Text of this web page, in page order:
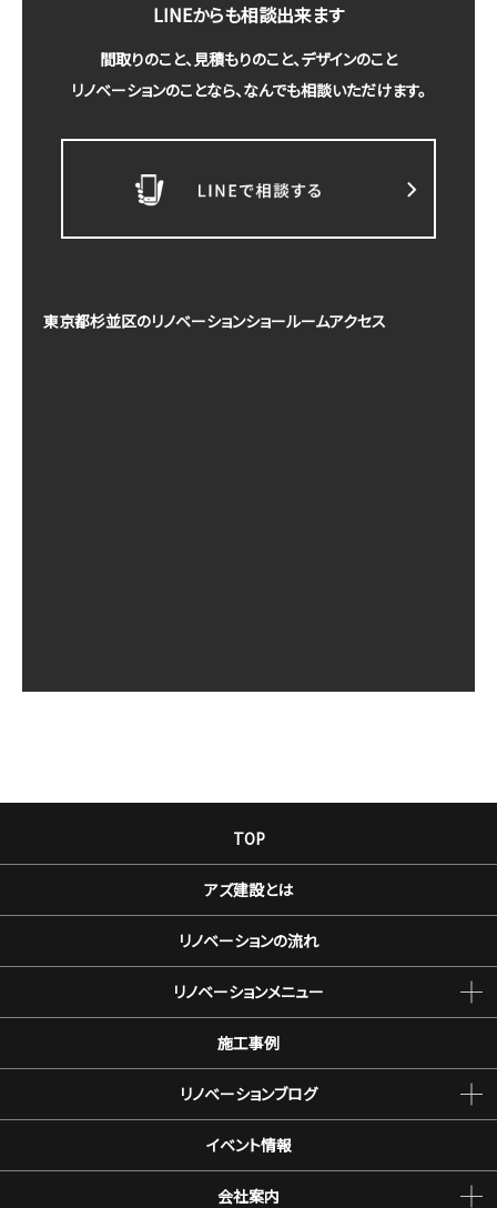
LINEからも相談出来ます
間取りのこと、見積もりのこと、デザインのこと
リノベーションのことなら、なんでも相談いただけます。
東京都杉並区のリノベーションショールームアクセス
TOP
アズ建設とは
リノベーションの流れ
リノベーションメニュー
施工事例
リノベーションブログ
イベント情報
会社案内